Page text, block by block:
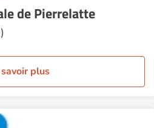
de Pierrelatte
savoir plus